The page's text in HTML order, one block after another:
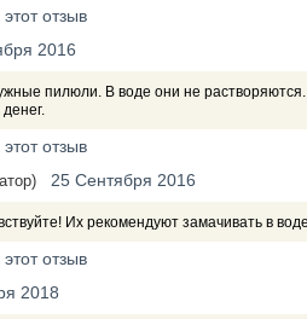
отзыв
2016
пилюли. В воде они не
отзыв
25 Сентября 2016
Их рекомендуют замачивать в
отзыв
2018